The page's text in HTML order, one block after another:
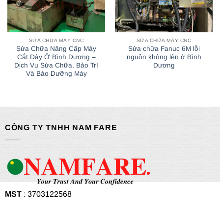
SỬA CHỮA MÁY CNC
Sửa Chữa Nâng Cấp Máy
Cắt Dây Ở Bình Dương –
Dịch Vụ Sửa Chữa, Bảo Trì
Và Bảo Dưỡng Máy
SỬA CHỮA MÁY CNC
Sửa chữa Fanuc 6M lỗi
nguồn không lên ở Bình
Dương
CÔNG TY TNHH NAM FARE
MST: 3703122568